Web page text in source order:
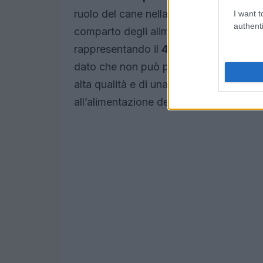
I want
ruolo del cane nella vita familiare e
comparto degli alimenti per cani ha
rappresentando il 43,7%
dato che non può passare
alta qualità e di una crescente
all’alimentazione dei loro amici a